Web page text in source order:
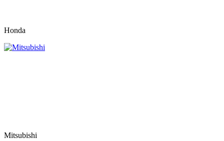
Honda
Mitsubishi